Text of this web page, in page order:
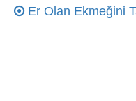
Er Olan Ekmeğini